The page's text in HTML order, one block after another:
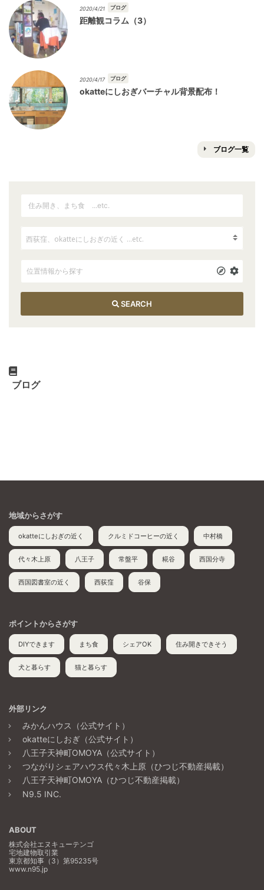
2020/4/21 ブログ
距離観コラム（3）
2020/4/17 ブログ
okatteにしおぎバーチャル背景配布！
ブログ一覧
SEARCH
ブログ
地域からさがす
okatteにしおぎの近く クルミドコーヒーの近く 中村橋
代々木上原 八王子 常盤平 糀谷 西国分寺
西国図書室の近く 西荻窪 谷保
ポイントからさがす
DIYできます まち食 シェアOK 住み開きできそう
犬と暮らす 猫と暮らす
外部リンク
みかんハウス（公式サイト）
okatteにしおぎ（公式サイト）
八王子天神町OMOYA（公式サイト）
つながりシェアハウス代々木上原（ひつじ不動産掲載）
八王子天神町OMOYA（ひつじ不動産掲載）
N9.5 INC.
ABOUT
株式会社エヌキューテンゴ
宅地建物取引業
東京都知事（3）第95235号
www.n95.jp